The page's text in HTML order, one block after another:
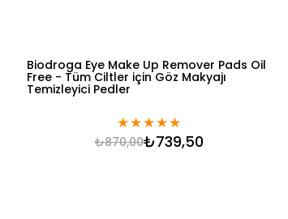
Biodroga Eye Make Up Remover Pads Oil
Free - Tüm Ciltler için Göz Makyajı
Temizleyici Pedler
★★★★★
₺739,50
₺870,00